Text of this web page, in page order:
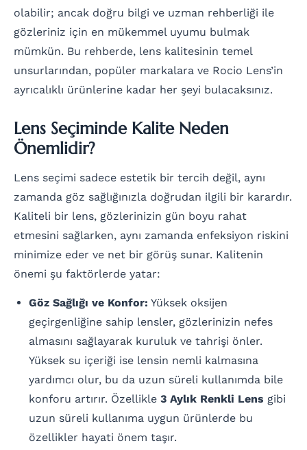
olabilir; ancak doğru bilgi ve uzman rehberliği ile
gözleriniz için en mükemmel uyumu bulmak
mümkün. Bu rehberde, lens kalitesinin temel
unsurlarından, popüler markalara ve Rocio Lens’in
ayrıcalıklı ürünlerine kadar her şeyi bulacaksınız.
Lens Seçiminde Kalite Neden
Önemlidir?
Lens seçimi sadece estetik bir tercih değil, aynı
zamanda göz sağlığınızla doğrudan ilgili bir karardır.
Kaliteli bir lens, gözlerinizin gün boyu rahat
etmesini sağlarken, aynı zamanda enfeksiyon riskini
minimize eder ve net bir görüş sunar. Kalitenin
önemi şu faktörlerde yatar:
Göz Sağlığı ve Konfor: Yüksek oksijen
geçirgenliğine sahip lensler, gözlerinizin nefes
almasını sağlayarak kuruluk ve tahrişi önler.
Yüksek su içeriği ise lensin nemli kalmasına
yardımcı olur, bu da uzun süreli kullanımda bile
konforu artırır. Özellikle 3 Aylık Renkli Lens gibi
uzun süreli kullanıma uygun ürünlerde bu
özellikler hayati önem taşır.